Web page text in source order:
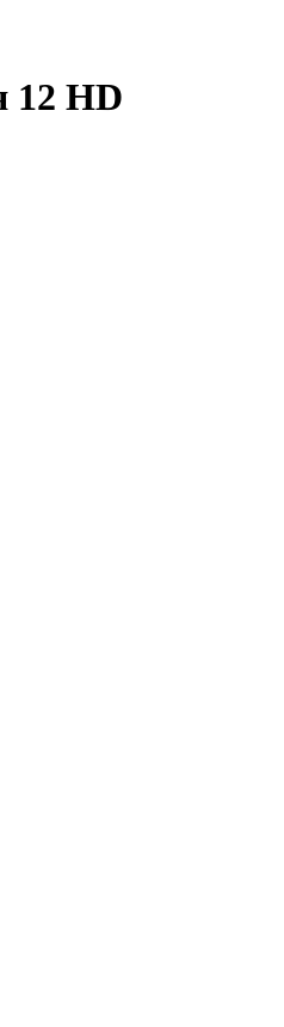
12 HD